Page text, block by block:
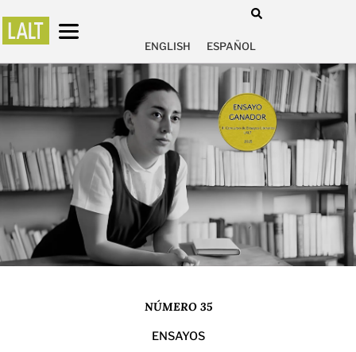
ENGLISH ESPAÑOL
NÚMERO 35
ENSAYOS